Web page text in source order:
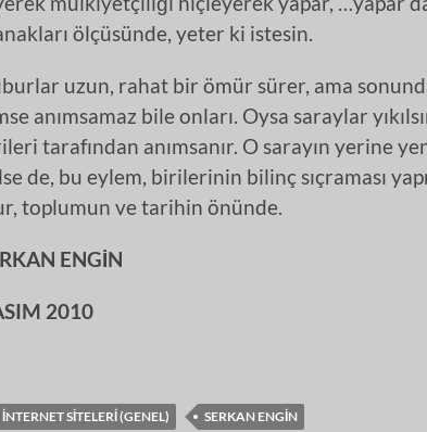
ölçüsünde, yeter ki istesin.
uzun, rahat bir ömür sürer, ama
anımsamaz bile onları. Oysa saraylar
tarafından anımsanır. O sarayın yerine
de, bu eylem, birilerinin bilinç sıçraması
toplumun ve tarihin önünde.
ENGİN
2010
İNTERNET SITELERI (GENEL) SERKAN ENGIN